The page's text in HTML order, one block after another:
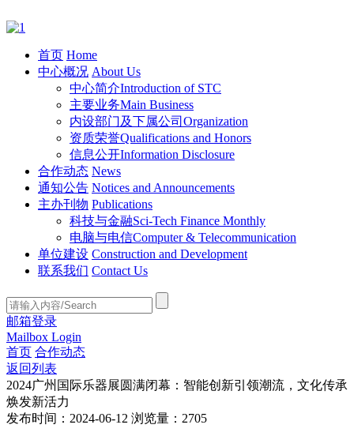
首页 Home
中心概况 About Us
中心简介Introduction of STC
主要业务Main Business
内设部门及下属公司 Organization
资质荣誉Qualifications and Honors
信息公开Information Disclosure
合作动态 News
通知公告 Notices and Announcements
主办刊物 Publications
科技与金融Sci-Tech Finance Monthly
电脑与电信Computer & Telecommunication
单位建设 Construction and Development
联系我们 Contact Us
邮箱登录
Mailbox Login
首页 合作动态
返回列表
2024广州国际乐器展圆满闭幕：智能创新引领潮流，文化传承
焕发新活力
发布时间：2024-06-12 浏览量：2705